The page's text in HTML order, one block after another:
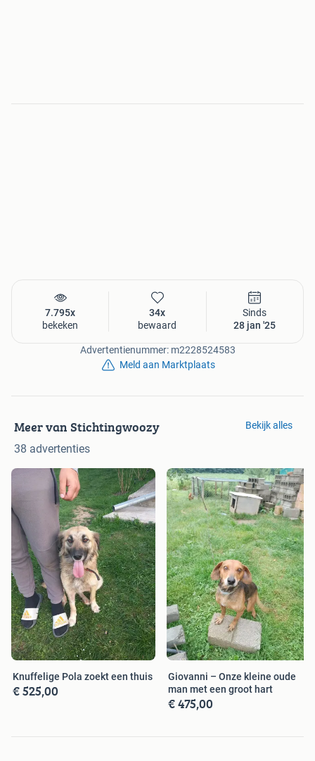
7.795x
bekeken
34x
bewaard
Sinds
28 jan '25
Advertentienummer: m2228524583
Meld aan Marktplaats
Meer van Stichtingwoozy
38 advertenties
Bekijk alles
Knuffelige Pola zoekt een thuis
€ 525,00
Giovanni – Onze kleine oude
man met een groot hart
€ 475,00